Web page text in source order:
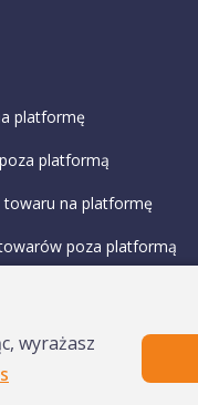
platformę
platformą
towaru na platformę
poza platformą
Regulamin konta
wyrażasz